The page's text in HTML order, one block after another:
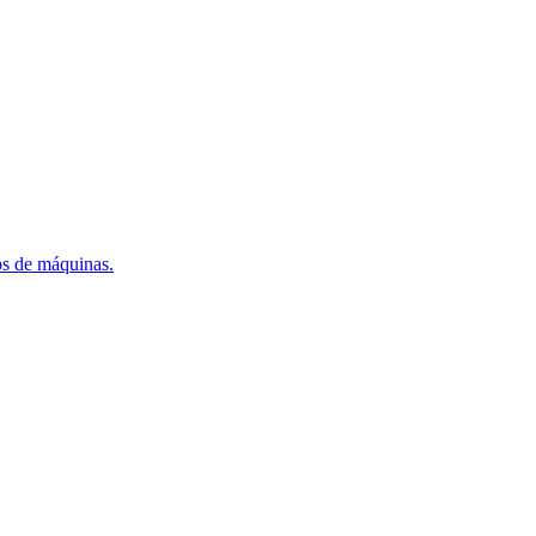
de máquinas.